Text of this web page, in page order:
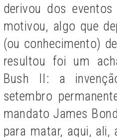
derivou dos
motivou, algo que
(ou conhecimento)
resultou foi um
Bush II: a
setembro
mandato James
para matar, aqui, ali,